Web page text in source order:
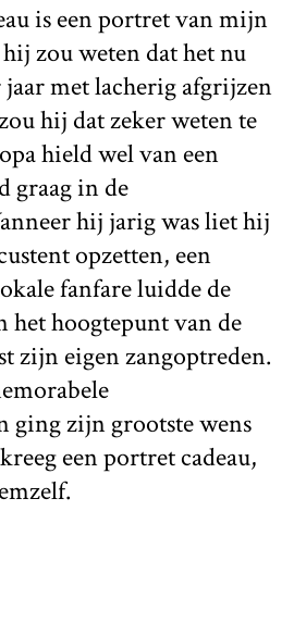
is een portret van mijn
zou weten dat het nu
jaar met lacherig afgrijzen
hij dat zeker weten te
hield wel van een
graag in de
hij jarig was liet hij
opzetten, een
fanfare luidde de
het hoogtepunt van de
zijn eigen zangoptreden.
ging zijn grootste wens
een portret cadeau,